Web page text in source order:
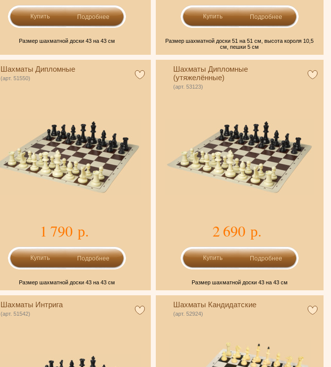
Подробнее
Размер шахматной доски 43 на 43 см
Подробнее
Размер шахматной доски 51 на 51 см, высота короля 10,5
см, пешки 5 см
Шахматы Дипломные
(арт. 51550)
1 790 р.
Подробнее
Размер шахматной доски 43 на 43 см
Шахматы Дипломные
(утяжелённые)
(арт. 53123)
2 690 р.
Подробнее
Размер шахматной доски 43 на 43 см
Шахматы Интрига
(арт. 51542)
Шахматы Кандидатские
(арт. 52924)